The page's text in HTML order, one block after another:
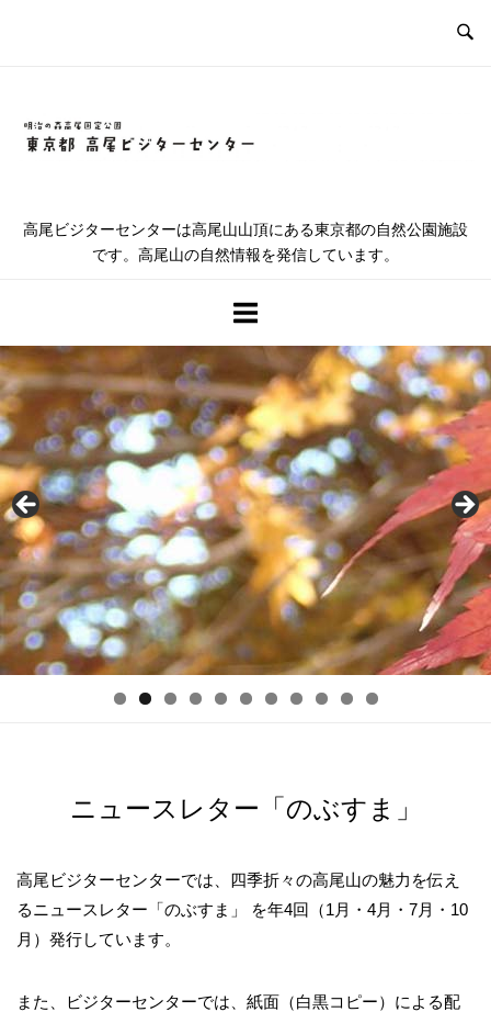
ホ
高尾ビジターセンターは高尾山山頂にある東京都の自然公園施設
です。高尾山の自然情報を発信しています。
ニュースレター「のぶすま」
高尾ビジターセンターでは、四季折々の高尾山の魅力を伝え
るニュースレター「のぶすま」 を年4回（1月・4月・7月・10
月）発行しています。
また、ビジターセンターでは、紙面（白黒コピー）による配